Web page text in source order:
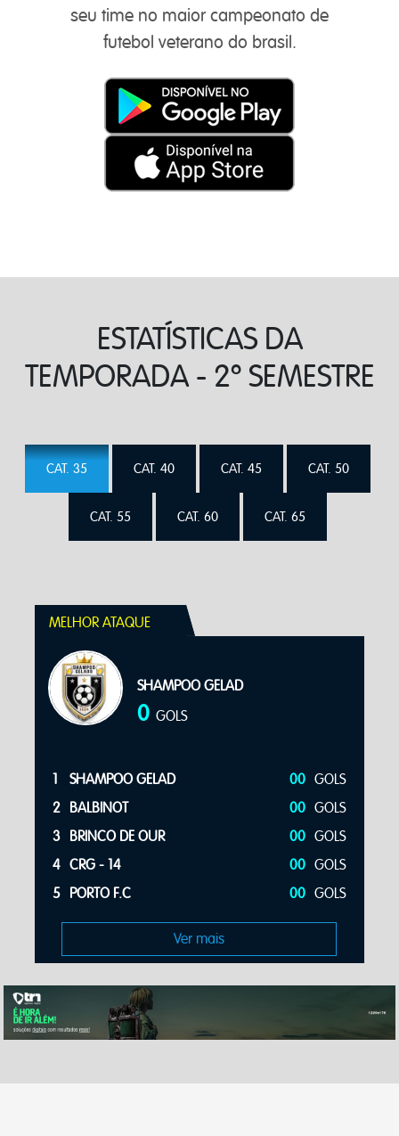
seu time no maior campeonato de
futebol veterano do brasil.
ESTATÍSTICAS DA
TEMPORADA - 2º SEMESTRE
CAT. 35 CAT. 40 CAT. 45 CAT. 50
CAT. 55 CAT. 60 CAT. 65
GOLS
GOLS
GOLS
GOLS
GOLS
MELHOR DEFESA
SHAMPOO GELAD
1 SHAMPOO GELAD
2 BALBINOT
3 BRINCO DE OUR
4
5 PORTO F.C